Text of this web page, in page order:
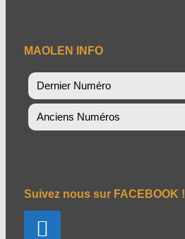
MAOLEN INFO
Dernier Numéro
Anciens Numéros
Suivez nous sur FACEBOOK !